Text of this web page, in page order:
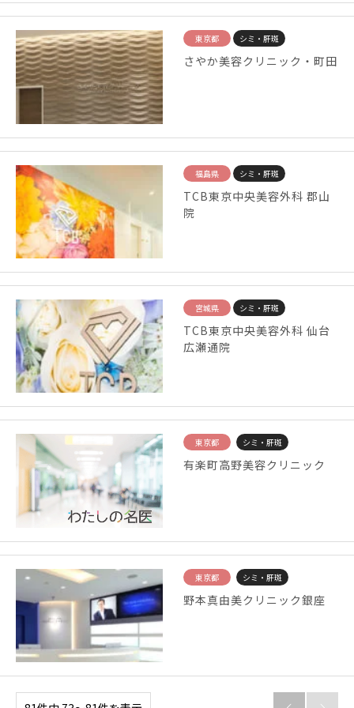
東京都 シミ・肝斑
さやか美容クリニック・町田
福島県 シミ・肝斑
TCB東京中央美容外科 郡山
院
宮城県 シミ・肝斑
TCB東京中央美容外科 仙台
広瀬通院
東京都 シミ・肝斑
有楽町高野美容クリニック
東京都 シミ・肝斑
野本真由美クリニック銀座